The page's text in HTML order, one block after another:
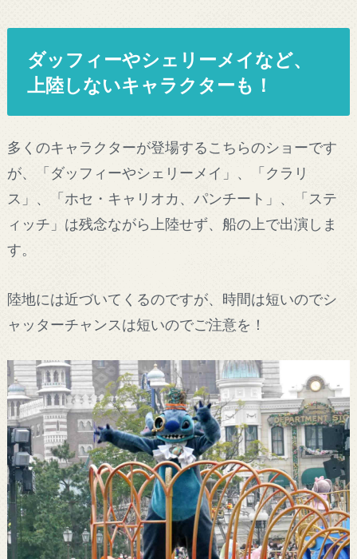
ダッフィーやシェリーメイなど、
上陸しないキャラクターも！
多くのキャラクターが登場するこちらのショーです
が、「ダッフィーやシェリーメイ」、「クラリ
ス」、「ホセ・キャリオカ、パンチート」、「ステ
ィッチ」は残念ながら上陸せず、船の上で出演しま
す。
陸地には近づいてくるのですが、時間は短いのでシ
ャッターチャンスは短いのでご注意を！